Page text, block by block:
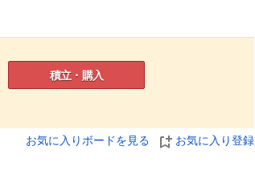
積立・購入
お気に入りボードを見る お気に入り登録